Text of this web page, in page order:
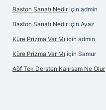
Baston Sanatı Nedir için admin
Baston Sanatı Nedir için Ayaz
Küre Prizma Var Mı için admin
Küre Prizma Var Mı için Samur
Aöf Tek Dersten Kalırsam Ne Olur